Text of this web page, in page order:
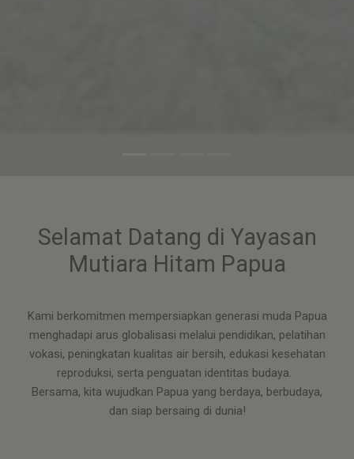
Selamat Datang di Yayasan
Mutiara Hitam Papua
Kami berkomitmen mempersiapkan generasi muda Papua
menghadapi arus globalisasi melalui pendidikan, pelatihan
vokasi, peningkatan kualitas air bersih, edukasi kesehatan
reproduksi, serta penguatan identitas budaya.
Bersama, kita wujudkan Papua yang berdaya, berbudaya,
dan siap bersaing di dunia!